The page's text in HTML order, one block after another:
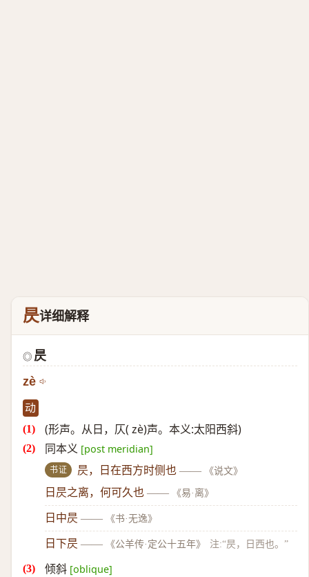
昃详细解释
◎ 昃
zè
动
(形声。从日，仄( zè)声。本义:太阳西斜)
同本义 [post meridian]
书证 昃，日在西方时侧也 —— 《说文》
日昃之离，何可久也 —— 《易·离》
日中昃 —— 《书·无逸》
日下昃 —— 《公羊传·定公十五年》 注:“昃，日西也。”
倾斜 [oblique]